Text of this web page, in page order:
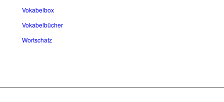
Vokabelbox
Vokabelbücher
Wortschatz